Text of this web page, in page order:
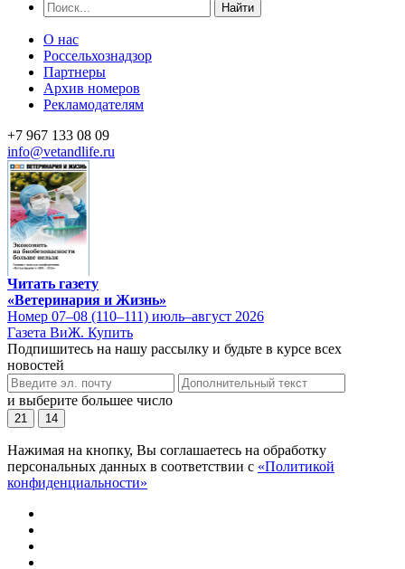
Найти
О нас
Россельхознадзор
Партнеры
Архив номеров
Рекламодателям
+7 967 133 08 09
info@vetandlife.ru
Читать газету
«Ветеринария и Жизнь»
Номер 07–08 (110–111) июль–август 2026
Газета ВиЖ. Купить
Подпишитесь на нашу рассылку и будьте в курсе всех
новостей
и выберите большее число
21 14
Нажимая на кнопку, Вы соглашаетесь на обработку
персональных данных в соответствии с «Политикой
конфиденциальности»